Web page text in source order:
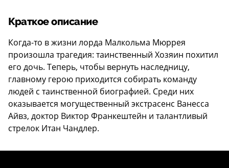
Краткое описание
Когда-то в жизни лорда Малкольма Мюррея
произошла трагедия: таинственный Хозяин похитил
его дочь. Теперь, чтобы вернуть наследницу,
главному герою приходится собирать команду
людей с таинственной биографией. Среди них
оказывается могущественный экстрасенс Ванесса
Айвз, доктор Виктор Франкештейн и талантливый
стрелок Итан Чандлер.